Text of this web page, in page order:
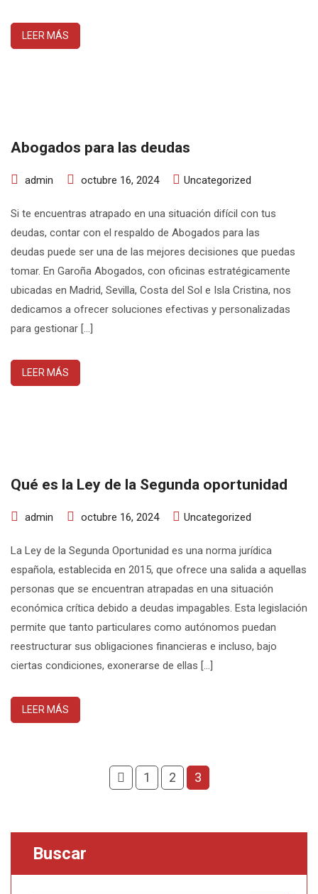
LEER MÁS
Abogados para las deudas
admin octubre 16, 2024 Uncategorized
Si te encuentras atrapado en una situación difícil con tus
deudas, contar con el respaldo de Abogados para las
deudas puede ser una de las mejores decisiones que puedas
tomar. En Garoña Abogados, con oficinas estratégicamente
ubicadas en Madrid, Sevilla, Costa del Sol e Isla Cristina, nos
dedicamos a ofrecer soluciones efectivas y personalizadas
para gestionar […]
LEER MÁS
Qué es la Ley de la Segunda oportunidad
admin octubre 16, 2024 Uncategorized
La Ley de la Segunda Oportunidad es una norma jurídica
española, establecida en 2015, que ofrece una salida a aquellas
personas que se encuentran atrapadas en una situación
económica crítica debido a deudas impagables. Esta legislación
permite que tanto particulares como autónomos puedan
reestructurar sus obligaciones financieras e incluso, bajo
ciertas condiciones, exonerarse de ellas […]
LEER MÁS
1 2 3
Buscar